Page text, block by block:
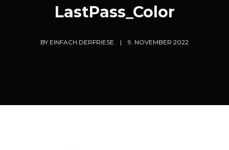
LastPass_Color
BY EINFACH.DERFRIESE 9. NOVEMBER 2022